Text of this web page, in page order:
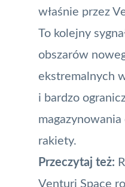
właśnie przez
To kolejny
obszarów
ekstremalnych
i bardzo
rakiety.
Przeczytaj też:
Venturi Space